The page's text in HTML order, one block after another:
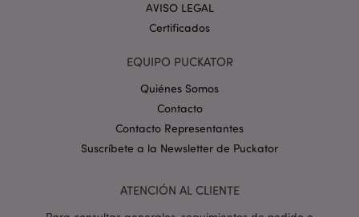
AVISO LEGAL
Certificados
EQUIPO PUCKATOR
Quiénes Somos
Contacto
Contacto Representantes
Suscríbete a la Newsletter de Puckator
ATENCIÓN AL CLIENTE
mage-cache-storage
Adobe Inc.
Política de privacidad de